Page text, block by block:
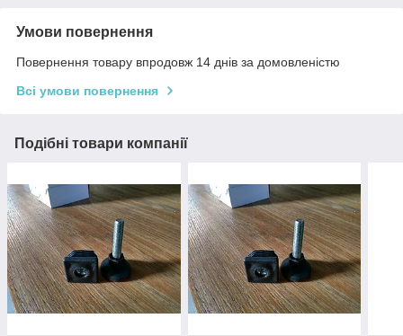
Умови повернення
Повернення товару впродовж 14 днів за домовленістю
Всі умови повернення
Подібні товари компанії